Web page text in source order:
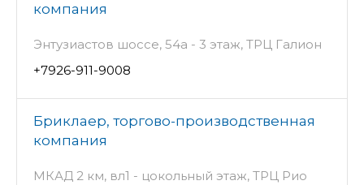
компания
Энтузиастов шоссе, 54а - 3 этаж, ТРЦ Галион
+7926-911-9008
Бриклаер, торгово-производственная
компания
МКАД 2 км, вл1 - цокольный этаж, ТРЦ Рио